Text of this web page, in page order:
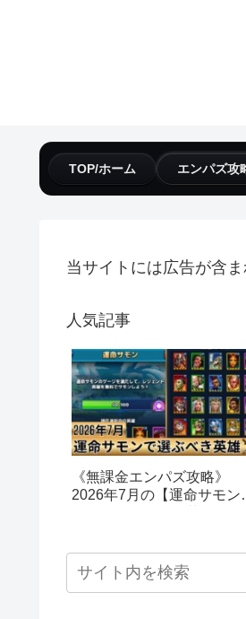
TOP/ホーム エンパズ攻
当サイトには広告が含
人気記事
《無課金エンパズ攻略》
2026年7月の【運命サモン